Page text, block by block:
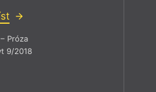
– Próza
9/2018